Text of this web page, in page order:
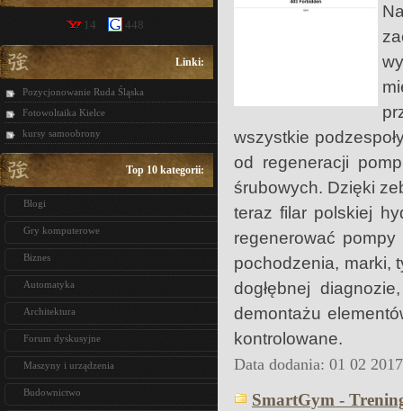
14 448
Linki:
Pozycjonowanie Ruda Śląska
Fotowoltaika Kielce
kursy samoobrony
Top 10 kategorii:
Blogi
Gry komputerowe
Biznes
Automatyka
Architektura
Forum dyskusyjne
Maszyny i urządzenia
Budownictwo
wszystkie
od regeneracji
śrubowych. Dzięki
teraz filar polskiej
regenerować
pochodzenia, marki,
dogłębnej
demontażu
kontrolowane.
Data dodania: 01 02
SmartGym -